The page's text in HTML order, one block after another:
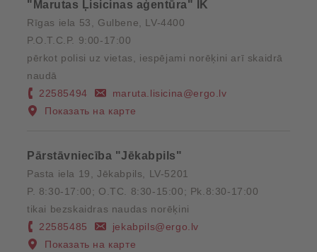
"Marutas Ļisicinas aģentūra" IK
Rīgas iela 53, Gulbene, LV-4400
P.O.T.C.P. 9:00-17:00
pērkot polisi uz vietas, iespējami norēķini arī skaidrā
naudā
22585494
maruta.lisicina@ergo.lv
Показать на карте
Pārstāvniecība "Jēkabpils"
Pasta iela 19, Jēkabpils, LV-5201
P. 8:30-17:00; O.TC. 8:30-15:00; Pk.8:30-17:00
tikai bezskaidras naudas norēķini
22585485
jekabpils@ergo.lv
Показать на карте